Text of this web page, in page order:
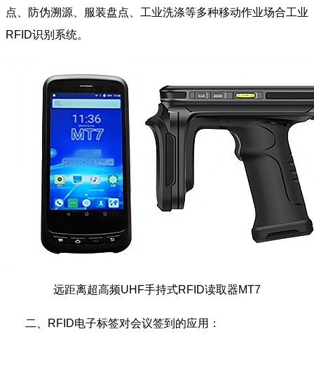
点、防伪溯源、服装盘点、工业洗涤等多种移动作业场合工业
RFID识别系统。
远距离超高频UHF手持式RFID读取器MT7
二、RFID电子标签对会议签到的应用：